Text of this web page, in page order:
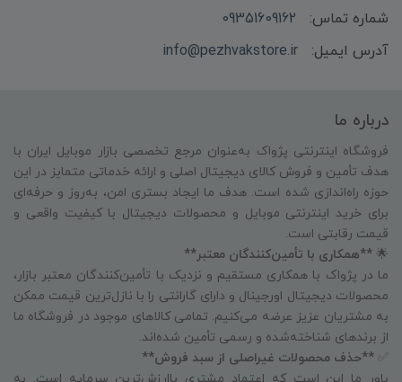
شماره تماس:
09351609162
آدرس ایمیل:
info@pezhvakstore.ir
درباره ما
فروشگاه اینترنتی پژواک به‌عنوان مرجع تخصصی بازار موبایل ایران با
هدف تأمین و فروش کالای دیجیتال اصلی و ارائه خدماتی متمایز در این
حوزه راه‌اندازی شده است. هدف ما ایجاد بستری امن، به‌روز و حرفه‌ای
برای خرید اینترنتی موبایل و محصولات دیجیتال با کیفیت واقعی و
قیمت رقابتی است.
🌟 **همکاری با تأمین‌کنندگان معتبر**
ما در پژواک با همکاری مستقیم و نزدیک با تأمین‌کنندگان معتبر بازار،
محصولات دیجیتال اورجینال و دارای گارانتی را با نازل‌ترین قیمت ممکن
به مشتریان عزیز عرضه می‌کنیم. تمامی کالاهای موجود در فروشگاه ما
از برندهای شناخته‌شده و رسمی تأمین شده‌اند.
✅ **حذف محصولات غیراصلی از سبد فروش**